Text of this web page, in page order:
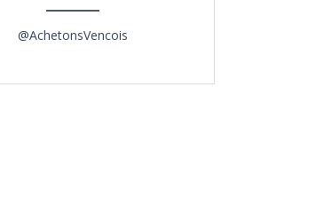
@AchetonsVencois